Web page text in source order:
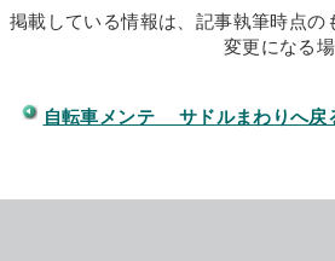
掲載している情報は、記事執筆時点
変更になる
自転車メンテ サドルまわりへ戻